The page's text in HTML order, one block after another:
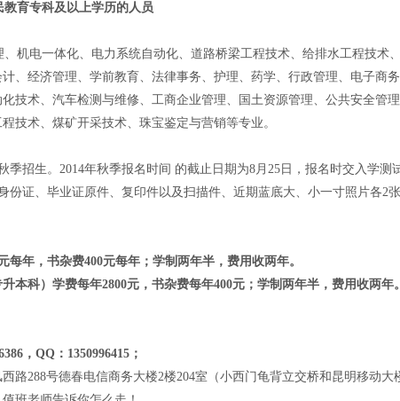
专科及以上学历的人员
一体化、电力系统自动化、道路桥梁工程技术、给排水工程技术
、经济管理、学前教育、法律事务、护理、药学、行政管理、电子商
技术、汽车检测与维修、工商企业管理、国土资源管理、公共安全管
技术、煤矿开采技术、珠宝鉴定与营销等专业。
季招生。2014年秋季报名时间 的截止日期为8月25日，报名时交入学测
份证、毕业证原件、复印件以及扫描件、近期蓝底大、小一寸照片各2
，书杂费400元每年；学制两年半，费用收两年。
本科）学费每年2800元，书杂费每年400元；学制两年半，费用收两年。
，QQ：1350996415；
号德春电信商务大楼2楼204室（小西门龟背立交桥和昆明移动大